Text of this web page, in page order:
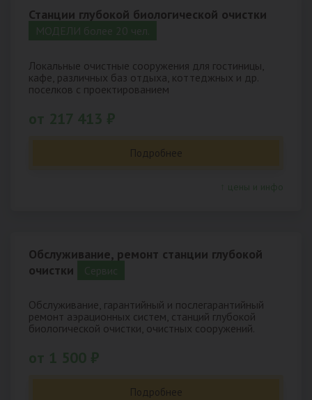
Станции глубокой биологической очистки
Локальные очистные сооружения для гостиницы,
кафе, различных баз отдыха, коттеджных и др.
поселков с проектированием
Подробнее
Обслуживание, ремонт станции глубокой
очистки
Обслуживание, гарантийный и послегарантийный
ремонт аэрационных систем, станций глубокой
биологической очистки, очистных сооружений.
Подробнее